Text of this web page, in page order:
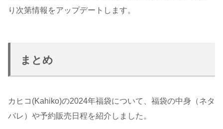
り次第情報をアップデートします。
まとめ
カヒコ(Kahiko)の2024年福袋について、福袋の中身（ネタ
バレ）や予約販売日程を紹介しました。